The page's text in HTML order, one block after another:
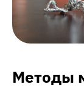
Методы